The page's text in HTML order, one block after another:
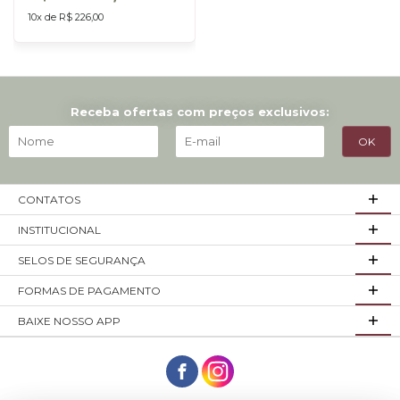
10x de R$ 226,00
Receba ofertas com preços exclusivos:
CONTATOS
INSTITUCIONAL
SELOS DE SEGURANÇA
FORMAS DE PAGAMENTO
BAIXE NOSSO APP